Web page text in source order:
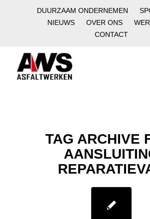
DUURZAAM ONDERNEMEN
NIEUWS
OVER ONS
CONTACT
TAG ARCHIVE